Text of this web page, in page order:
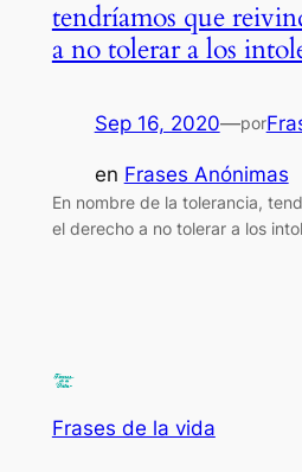
tendríamos que
a no tolerar a los
Sep 16, 2020—por
en Frases Anónimas
En nombre de la tolerancia,
el derecho a no tolerar a los
Frases de la vida